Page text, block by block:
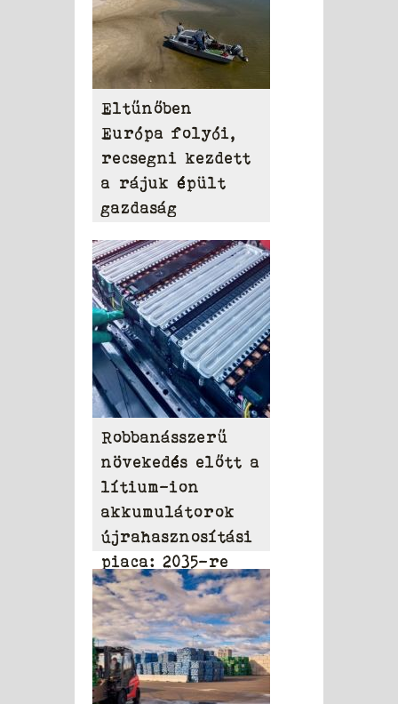
Eltűnőben
Európa folyói,
recsegni kezdett
a rájuk épült
gazdaság
Robbanásszerű
növekedés előtt a
lítium-ion
akkumulátorok
újrahasznosítási
piaca: 2035-re
elérheti a 31,95
milliárd dollárt